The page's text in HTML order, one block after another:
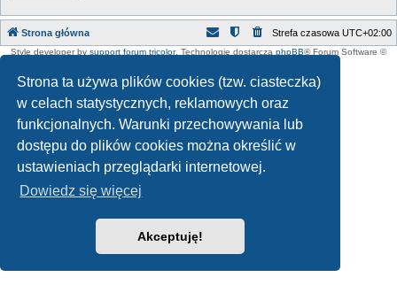
Strona ta używa plików cookies (tzw. ciasteczka)
w celach statystycznych, reklamowych oraz
funkcjonalnych. Warunki przechowywania lub
dostępu do plików cookies można określić w
ustawieniach przeglądarki internetowej.
Dowiedz się więcej
Akceptuję!
Strona główna Strefa czasowa UTC+02:00
Style developer by support forum tricolor, Technologię dostarcza phpBB® Forum Software ©